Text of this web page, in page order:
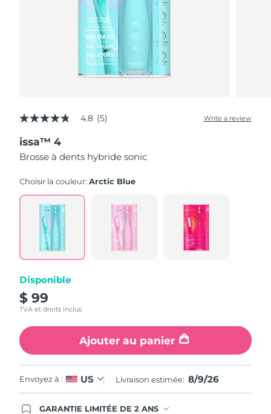
4.8
of
5
stars,
rating
Read
Reviews.
Same
page
4.8 (5) Write a review
issa™ 4
Brosse à dents hybride sonic
Choisir la couleur:Arctic Blue
Disponible
$ 99
TVA et droits inclus
Ajouter au panier
Envoyez à : US Livraison estimée: 8/9/26
GARANTIE LIMITÉE DE 2 ANS